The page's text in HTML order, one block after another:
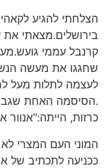
הצלחתי להגיע
בירושלים.מצאתי
קרנבל עממי
שחגגו את מעשה
לעצמה לתלות מעל
.הסיסמה האחת
כרזות,
המוני העם המצרי
ככניעה לתכתיב של